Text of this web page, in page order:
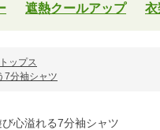
遮熱クールアップ 衣
ップス
7分袖シャツ
心溢れる7分袖シャツ